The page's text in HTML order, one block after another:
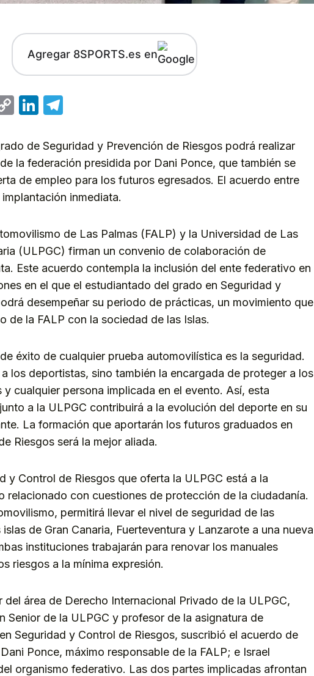
Agregar 8SPORTS.es en
CopyLinkedIn
de Seguridad y Prevención de Riesgos podrá realizar
la federación presidida por Dani Ponce, que también se
de empleo para los futuros egresados. El acuerdo entre
inmediata.
de Las Palmas (FALP) y la Universidad de Las
(ULPGC) firman un convenio de colaboración de
Este acuerdo contempla la inclusión del ente federativo en
en el que el estudiantado del grado en Seguridad y
desempeñar su periodo de prácticas, un movimiento que
de la FALP con la sociedad de las Islas.
éxito de cualquier prueba automovilística es la seguridad.
los deportistas, sino también la encargada de proteger a los
cualquier persona implicada en el evento. Así, esta
a la ULPGC contribuirá a la evolución del deporte en su
La formación que aportarán los futuros graduados en
Riesgos será la mejor aliada.
y Control de Riesgos que oferta la ULPGC está a la
relacionado con cuestiones de protección de la ciudadanía.
permitirá llevar el nivel de seguridad de las
de Gran Canaria, Fuerteventura y Lanzarote a una nueva
instituciones trabajarán para renovar los manuales
riesgos a la mínima expresión.
del área de Derecho Internacional Privado de la ULPGC,
Senior de la ULPGC y profesor de la asignatura de
Seguridad y Control de Riesgos, suscribió el acuerdo de
Ponce, máximo responsable de la FALP; e Israel
organismo federativo. Las dos partes implicadas afrontan